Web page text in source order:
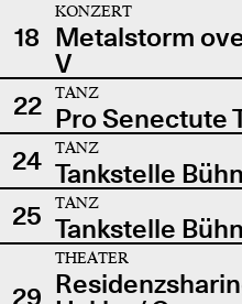
18
KONZERT
Metalstorm
V
22
TANZ
Pro Senectute
24
TANZ
Tankstelle
25
TANZ
Tankstelle
29
THEATER